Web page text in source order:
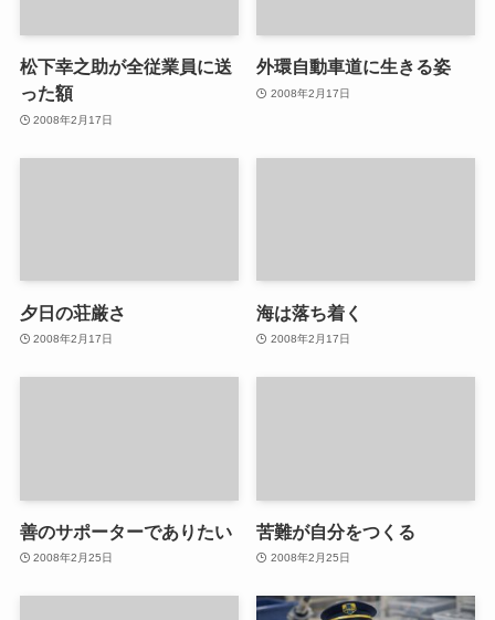
松下幸之助が全従業員に送
った額
2008年2月17日
外環自動車道に生きる姿
2008年2月17日
夕日の荘厳さ
2008年2月17日
海は落ち着く
2008年2月17日
善のサポーターでありたい
2008年2月25日
苦難が自分をつくる
2008年2月25日